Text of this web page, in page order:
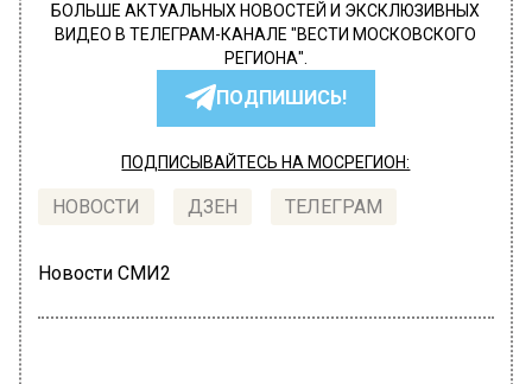
БОЛЬШЕ АКТУАЛЬНЫХ НОВОСТЕЙ И ЭКСКЛЮЗИВНЫХ
ВИДЕО В ТЕЛЕГРАМ-КАНАЛЕ "ВЕСТИ МОСКОВСКОГО
РЕГИОНА".
ПОДПИШИСЬ!
ПОДПИСЫВАЙТЕСЬ НА МОСРЕГИОН:
НОВОСТИ ДЗЕН ТЕЛЕГРАМ
Новости СМИ2